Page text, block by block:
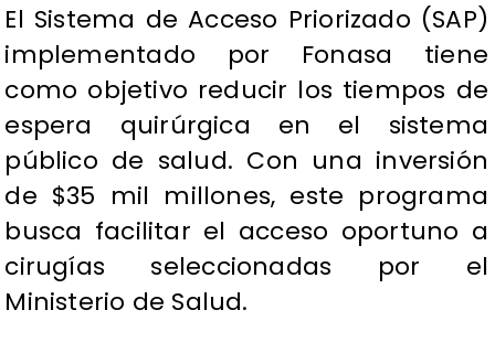
El Sistema de Acceso Priorizado (SAP)
implementado por Fonasa tiene
como objetivo reducir los tiempos de
espera quirúrgica en el sistema
público de salud. Con una inversión
de $35 mil millones, este programa
busca facilitar el acceso oportuno a
cirugías seleccionadas por el
Ministerio de Salud.